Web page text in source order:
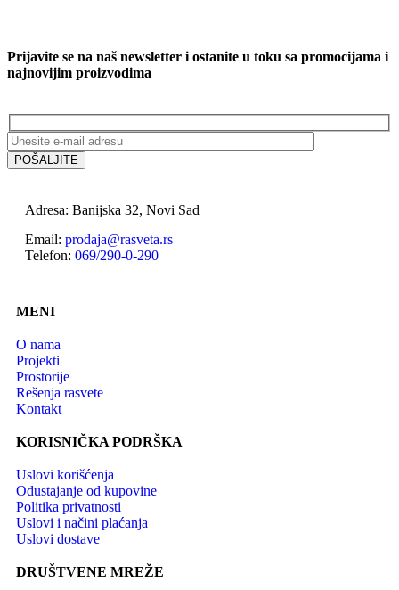
Prijavite se na naš newsletter i ostanite u toku sa promocijama i
najnovijim proizvodima
Adresa: Banijska 32, Novi Sad
Email: prodaja@rasveta.rs
Telefon: 069/290-0-290
MENI
O nama
Projekti
Prostorije
Rešenja rasvete
Kontakt
KORISNIČKA PODRŠKA
Uslovi korišćenja
Odustajanje od kupovine
Politika privatnosti
Uslovi i načini plaćanja
Uslovi dostave
DRUŠTVENE MREŽE